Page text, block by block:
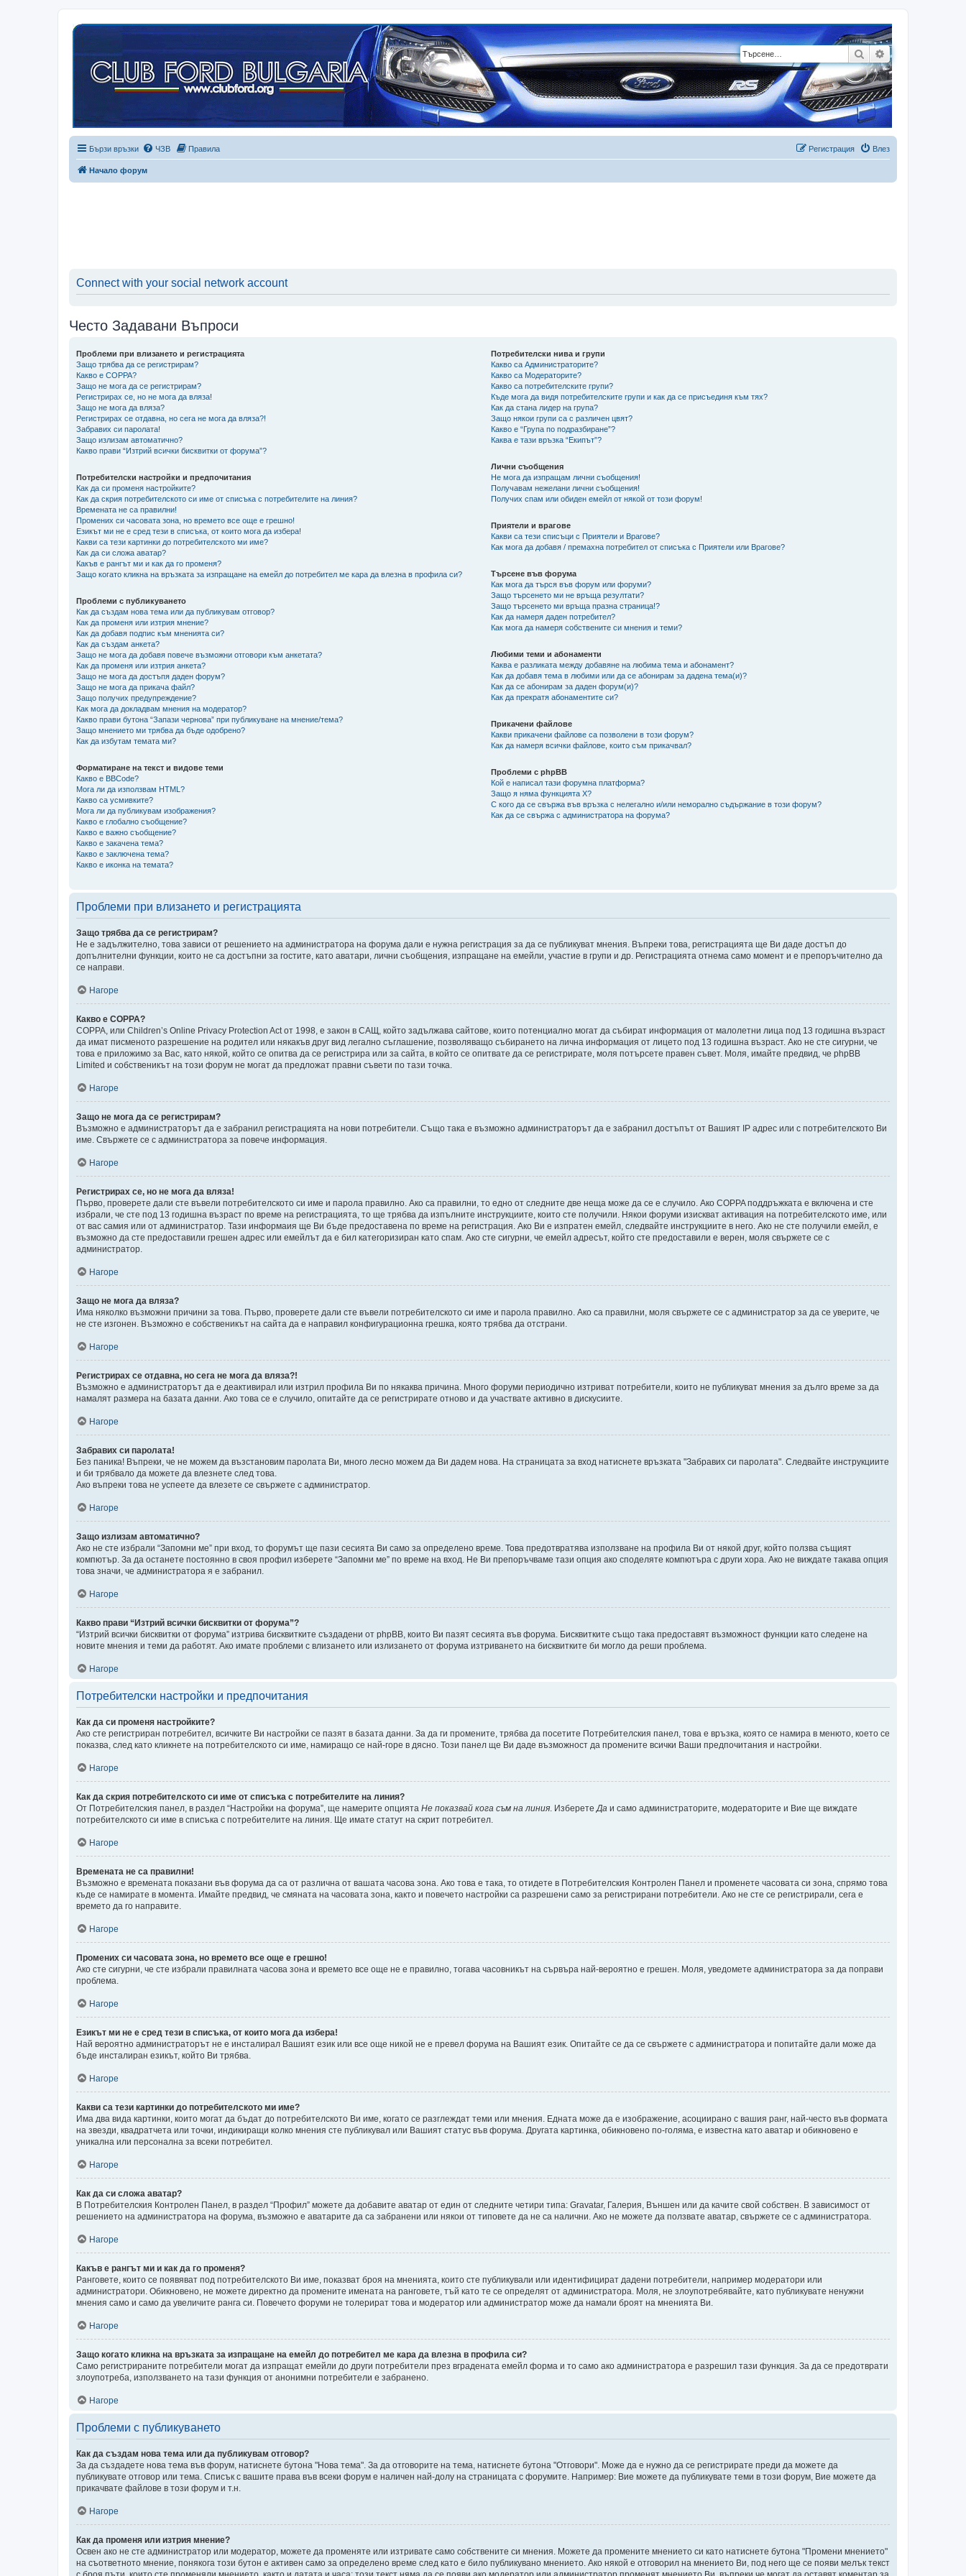
ТърсенеРазширено
Бързи връзки ЧЗВ Правила Влез
Регистрация
Начало форум
Connect with your social network account
Често Задавани Въпроси
Проблеми при влизането и регистрацията
Защо трябва да се регистрирам?
Какво е COPPA?
Защо не мога да се регистрирам?
Регистрирах се, но не мога да вляза!
Защо не мога да вляза?
Регистрирах се отдавна, но сега не мога да вляза?!
Забравих си паролата!
Защо излизам автоматично?
Какво прави “Изтрий всички бисквитки от форума”?
Потребителски настройки и предпочитания
Как да си променя настройките?
Как да скрия потребителското си име от списъка с потребителите на линия?
Времената не са правилни!
Промених си часовата зона, но времето все още е грешно!
Езикът ми не е сред тези в списъка, от които мога да избера!
Какви са тези картинки до потребителското ми име?
Как да си сложа аватар?
Какъв е рангът ми и как да го променя?
Защо когато кликна на връзката за изпращане на емейл до потребител ме кара да влезна в профила си?
Проблеми с публикуването
Как да създам нова тема или да публикувам отговор?
Как да променя или изтрия мнение?
Как да добавя подпис към мненията си?
Как да създам анкета?
Защо не мога да добавя повече възможни отговори към анкетата?
Как да променя или изтрия анкета?
Защо не мога да достъпя даден форум?
Защо не мога да прикача файл?
Защо получих предупреждение?
Как мога да докладвам мнения на модератор?
Какво прави бутона “Запази чернова” при публикуване на мнение/тема?
Защо мнението ми трябва да бъде одобрено?
Как да избутам темата ми?
Форматиране на текст и видове теми
Какво е BBCode?
Мога ли да използвам HTML?
Какво са усмивките?
Мога ли да публикувам изображения?
Какво е глобално съобщение?
Какво е важно съобщение?
Какво е закачена тема?
Какво е заключена тема?
Какво е иконка на темата?
Потребителски нива и групи
Какво са Администраторите?
Какво са Модераторите?
Какво са потребителските групи?
Къде мога да видя потребителските групи и как да се присъединя към тях?
Как да стана лидер на група?
Защо някои групи са с различен цвят?
Какво е “Група по подразбиране”?
Каква е тази връзка “Екипът”?
Лични съобщения
Не мога да изпращам лични съобщения!
Получавам нежелани лични съобщения!
Получих спам или обиден емейл от някой от този форум!
Приятели и врагове
Какви са тези списъци с Приятели и Врагове?
Как мога да добавя / премахна потребител от списъка с Приятели или Врагове?
Търсене във форума
Как мога да търся във форум или форуми?
Защо търсенето ми не връща резултати?
Защо търсенето ми връща празна страница!?
Как да намеря даден потребител?
Как мога да намеря собствените си мнения и теми?
Любими теми и абонаменти
Каква е разликата между добавяне на любима тема и абонамент?
Как да добавя тема в любими или да се абонирам за дадена тема(и)?
Как да се абонирам за даден форум(и)?
Как да прекратя абонаментите си?
Прикачени файлове
Какви прикачени файлове са позволени в този форум?
Как да намеря всички файлове, които съм прикачвал?
Проблеми с phpBB
Кой е написал тази форумна платформа?
Защо я няма функцията X?
С кого да се свържа във връзка с нелегално и/или неморално съдържание в този форум?
Как да се свържа с администратора на форума?
Проблеми при влизането и регистрацията
Защо трябва да се регистрирам?
Не е задължително, това зависи от решението на администратора на форума дали е нужна регистрация за да се публикуват мнения. Въпреки това, регистрацията ще Ви даде достъп до
допълнителни функции, които не са достъпни за гостите, като аватари, лични съобщения, изпращане на емейли, участие в групи и др. Регистрацията отнема само момент и е препоръчително да
се направи.
Нагоре
Какво е COPPA?
COPPA, или Children’s Online Privacy Protection Act от 1998, е закон в САЩ, който задължава сайтове, които потенциално могат да събират информация от малолетни лица под 13 годишна възраст
да имат писменото разрешение на родител или някакъв друг вид легално съглашение, позволяващо събирането на лична информация от лицето под 13 годишна възраст. Ако не сте сигурни, че
това е приложимо за Вас, като някой, който се опитва да се регистрира или за сайта, в който се опитвате да се регистрирате, моля потърсете правен съвет. Моля, имайте предвид, че phpBB
Limited и собственикът на този форум не могат да предложат правни съвети по тази точка.
Нагоре
Защо не мога да се регистрирам?
Възможно е администраторът да е забранил регистрацията на нови потребители. Също така е възможно администраторът да е забранил достъпът от Вашият IP адрес или с потребителското Ви
име. Свържете се с администратора за повече информация.
Нагоре
Регистрирах се, но не мога да вляза!
Първо, проверете дали сте въвели потребителското си име и парола правилно. Ако са правилни, то едно от следните две неща може да се е случило. Ако COPPA поддръжката е включена и сте
избрали, че сте под 13 годишна възраст по време на регистрацията, то ще трябва да изпълните инструкциите, които сте получили. Някои форуми изискват активация на потребителското име, или
от вас самия или от администратор. Тази информаия ще Ви бъде предоставена по време на регистрация. Ако Ви е изпратен емейл, следвайте инструкциите в него. Ако не сте получили емейл, е
възможно да сте предоставили грешен адрес или емейлът да е бил категоризиран като спам. Ако сте сигурни, че емейл адресът, който сте предоставили е верен, моля свържете се с
администратор.
Нагоре
Защо не мога да вляза?
Има няколко възможни причини за това. Първо, проверете дали сте въвели потребителското си име и парола правилно. Ако са правилни, моля свържете се с администратор за да се уверите, че
не сте изгонен. Възможно е собственикът на сайта да е направил конфигурационна грешка, която трябва да отстрани.
Нагоре
Регистрирах се отдавна, но сега не мога да вляза?!
Възможно е администраторът да е деактивирал или изтрил профила Ви по някаква причина. Много форуми периодично изтриват потребители, които не публикуват мнения за дълго време за да
намалят размера на базата данни. Ако това се е случило, опитайте да се регистрирате отново и да участвате активно в дискусиите.
Нагоре
Забравих си паролата!
Без паника! Въпреки, че не можем да възстановим паролата Ви, много лесно можем да Ви дадем нова. На страницата за вход натиснете връзката "Забравих си паролата". Следвайте инструкциите
и би трябвало да можете да влезнете след това.
Ако въпреки това не успеете да влезете се свържете с администратор.
Нагоре
Защо излизам автоматично?
Ако не сте избрали “Запомни ме” при вход, то форумът ще пази сесията Ви само за определено време. Това предотвратява използване на профила Ви от някой друг, който ползва същият
компютър. За да останете постоянно в своя профил изберете “Запомни ме” по време на вход. Не Ви препоръчваме тази опция ако споделяте компютъра с други хора. Ако не виждате такава опция
това значи, че администратора я е забранил.
Нагоре
Какво прави “Изтрий всички бисквитки от форума”?
“Изтрий всички бисквитки от форума” изтрива бисквитките създадени от phpBB, които Ви пазят сесията във форума. Бисквитките също така предоставят възможност функции като следене на
новите мнения и теми да работят. Ако имате проблеми с влизането или излизането от форума изтриването на бисквитките би могло да реши проблема.
Нагоре
Потребителски настройки и предпочитания
Как да си променя настройките?
Ако сте регистриран потребител, всичките Ви настройки се пазят в базата данни. За да ги промените, трябва да посетите Потребителския панел, това е връзка, която се намира в менюто, което се
показва, след като кликнете на потребителското си име, намиращо се най-горе в дясно. Този панел ще Ви даде възможност да промените всички Ваши предпочитания и настройки.
Нагоре
Как да скрия потребителското си име от списъка с потребителите на линия?
От Потребителския панел, в раздел “Настройки на форума”, ще намерите опцията Не показвай кога съм на линия . Изберете Да и само администраторите, модераторите и Вие ще виждате
потребителското си име в списъка с потребителите на линия. Ще имате статут на скрит потребител.
Нагоре
Времената не са правилни!
Възможно е времената показани във форума да са от различна от вашата часова зона. Ако това е така, то отидете в Потребителския Контролен Панел и променете часовата си зона, спрямо това
къде се намирате в момента. Имайте предвид, че смяната на часовата зона, както и повечето настройки са разрешени само за регистрирани потребители. Ако не сте се регистрирали, сега е
времето да го направите.
Нагоре
Промених си часовата зона, но времето все още е грешно!
Ако сте сигурни, че сте избрали правилната часова зона и времето все още не е правилно, тогава часовникът на сървъра най-вероятно е грешен. Моля, уведомете администратора за да поправи
проблема.
Нагоре
Езикът ми не е сред тези в списъка, от които мога да избера!
Най вероятно администраторът не е инсталирал Вашият език или все още никой не е превел форума на Вашият език. Опитайте се да се свържете с администратора и попитайте дали може да
бъде инсталиран езикът, който Ви трябва.
Нагоре
Какви са тези картинки до потребителското ми име?
Има два вида картинки, които могат да бъдат до потребителското Ви име, когато се разглеждат теми или мнения. Едната може да е изображение, асоциирано с вашия ранг, най-често във формата
на звезди, квадратчета или точки, индикиращи колко мнения сте публикувал или Вашият статус във форума. Другата картинка, обикновено по-голяма, е известна като аватар и обикновено е
уникална или персонална за всеки потребител.
Нагоре
Как да си сложа аватар?
В Потребителския Контролен Панел, в раздел “Профил” можете да добавите аватар от един от следните четири типа: Gravatar, Галерия, Външен или да качите свой собствен. В зависимост от
решението на администратора на форума, възможно е аватарите да са забранени или някои от типовете да не са налични. Ако не можете да ползвате аватар, свържете се с администратора.
Нагоре
Какъв е рангът ми и как да го променя?
Ранговете, които се появяват под потребителското Ви име, показват броя на мненията, които сте публикували или идентифицират дадени потребители, например модератори или
администратори. Обикновено, не можете директно да промените имената на ранговете, тъй като те се определят от администратора. Моля, не злоупотребявайте, като публикувате ненужни
мнения само и само да увеличите ранга си. Повечето форуми не толерират това и модератор или администратор може да намали броят на мненията Ви.
Нагоре
Защо когато кликна на връзката за изпращане на емейл до потребител ме кара да влезна в профила си?
Само регистрираните потребители могат да изпращат емейли до други потребители през вградената емейл форма и то само ако администратора е разрешил тази функция. За да се предотврати
злоупотреба, използването на тази функция от анонимни потребители е забранено.
Нагоре
Проблеми с публикуването
Как да създам нова тема или да публикувам отговор?
За да създадете нова тема във форум, натиснете бутона "Нова тема". За да отговорите на тема, натиснете бутона "Отговори". Може да е нужно да се регистрирате преди да можете да
публикувате отговор или тема. Списък с вашите права във всеки форум е наличен най-долу на страницата с форумите. Например: Вие можете да публикувате теми в този форум, Вие можете да
прикачвате файлове в този форум и т.н.
Нагоре
Как да променя или изтрия мнение?
Освен ако не сте администратор или модератор, можете да променяте или изтривате само собствените си мнения. Можете да промените мнението си като натиснете бутона "Промени мнението"
на съответното мнение, понякога този бутон е активен само за определено време след като е било публикувано мнението. Ако някой е отговорил на мнението Ви, под него ще се появи мелък текст